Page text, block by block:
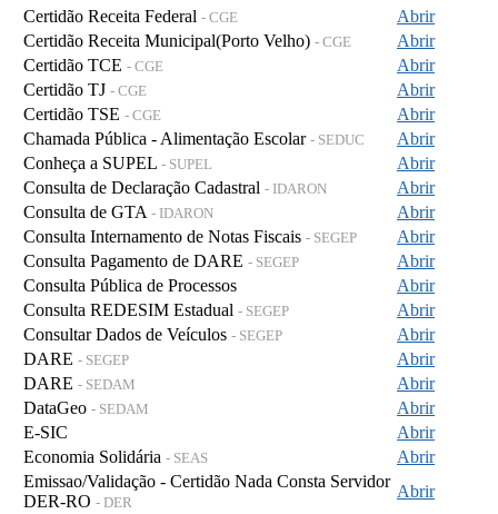
Certidão Receita Federal - CGE
Abrir
Certidão Receita Municipal(Porto Velho) - CGE
Abrir
Certidão TCE - CGE
Abrir
Certidão TJ - CGE
Abrir
Certidão TSE - CGE
Abrir
Chamada Pública - Alimentação Escolar - SEDUC
Abrir
Conheça a SUPEL - SUPEL
Abrir
Consulta de Declaração Cadastral - IDARON
Abrir
Consulta de GTA - IDARON
Abrir
Consulta Internamento de Notas Fiscais - SEGEP
Abrir
Consulta Pagamento de DARE - SEGEP
Abrir
Consulta Pública de Processos
Abrir
Consulta REDESIM Estadual - SEGEP
Abrir
Consultar Dados de Veículos - SEGEP
Abrir
DARE - SEGEP
Abrir
DARE - SEDAM
Abrir
DataGeo - SEDAM
Abrir
E-SIC
Abrir
Economia Solidária - SEAS
Abrir
Emissao/Validação - Certidão Nada Consta Servidor
DER-RO - DER
Abrir